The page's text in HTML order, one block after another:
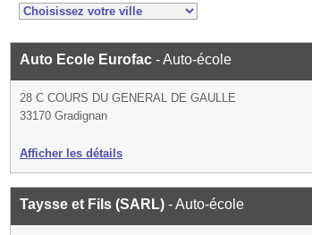
Auto Ecole Eurofac - Auto-école
28 C COURS DU GENERAL DE GAULLE
33170 Gradignan
Afficher les détails
Taysse et Fils (SARL) - Auto-école